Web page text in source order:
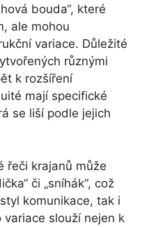
bouda“, které
ale mohou
variace. Důležité
různými
k rozšíření
mají specifické
se liší podle jejich
řeči krajanů může
či „sníhák“, což
komunikace, tak i
slouží nejen k